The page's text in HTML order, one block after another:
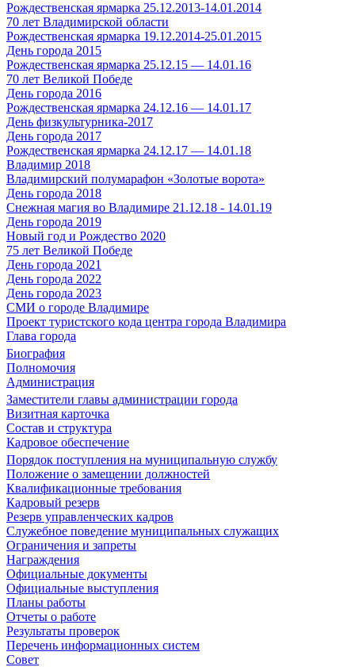
Рождественская ярмарка 25.12.2013-14.01.2014
70 лет Владимирской области
Рождественская ярмарка 19.12.2014-25.01.2015
День города 2015
Рождественская ярмарка 25.12.15 — 14.01.16
70 лет Великой Победе
День города 2016
Рождественская ярмарка 24.12.16 — 14.01.17
День физкультурника-2017
День города 2017
Рождественская ярмарка 24.12.17 — 14.01.18
Владимир 2018
Владимирский полумарафон «Золотые ворота»
День города 2018
Снежная магия во Владимире 21.12.18 - 14.01.19
День города 2019
Новый год и Рождество 2020
75 лет Великой Победе
День города 2021
День города 2022
День города 2023
СМИ о городе Владимире
Проект туристского кода центра города Владимира
Глава города
Биография
Полномочия
Администрация
Заместители главы администрации города
Визитная карточка
Состав и структура
Кадровое обеспечение
Порядок поступления на муниципальную службу
Положение о замещении должностей
Квалификационные требования
Кадровый резерв
Резерв управленческих кадров
Служебное поведение муниципальных служащих
Ограничения и запреты
Награждения
Официальные документы
Официальные выступления
Планы работы
Отчеты о работе
Результаты проверок
Перечень информационных систем
Совет